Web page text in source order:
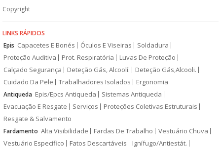
Copyright
LINKS RÁPIDOS
Epis Capacetes E Bonés Óculos E Viseiras
Soldadura
Proteção Auditiva
Prot. Respiratória
Luvas De Proteção
Calçado Segurança
Deteção Gás, Alcoolí.
Deteção Gás,Alcooli.
Cuidado Da Pele
Trabalhadores Isolados Ergonomia
Antiqueda Epis/Epcs Antiqueda
Sistemas Antiqueda
Evacuação E Resgate
Serviços
Proteções Coletivas Estruturais
Resgate & Salvamento
Fardamento Alta Visibilidade Fardas De Trabalho
Vestuário Chuva
Vestuário Específico
Fatos Descartáveis
Ignífugo/Antiestát.